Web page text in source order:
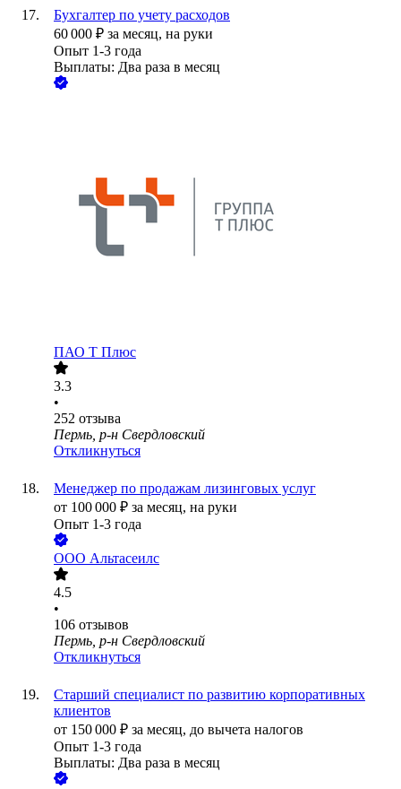
Бухгалтер по учету расходов
60 000 ₽ за месяц, на руки
Опыт 1-3 года
Выплаты: Два раза в месяц
ПАО Т Плюс
3.3
•
252 отзыва
Пермь, р-н Свердловский
Откликнуться
Менеджер по продажам лизинговых услуг
от 100 000 ₽ за месяц, на руки
Опыт 1-3 года
ООО Альтасеилс
4.5
•
106 отзывов
Пермь, р-н Свердловский
Откликнуться
Старший специалист по развитию корпоративных
клиентов
от 150 000 ₽ за месяц, до вычета налогов
Опыт 1-3 года
Выплаты: Два раза в месяц